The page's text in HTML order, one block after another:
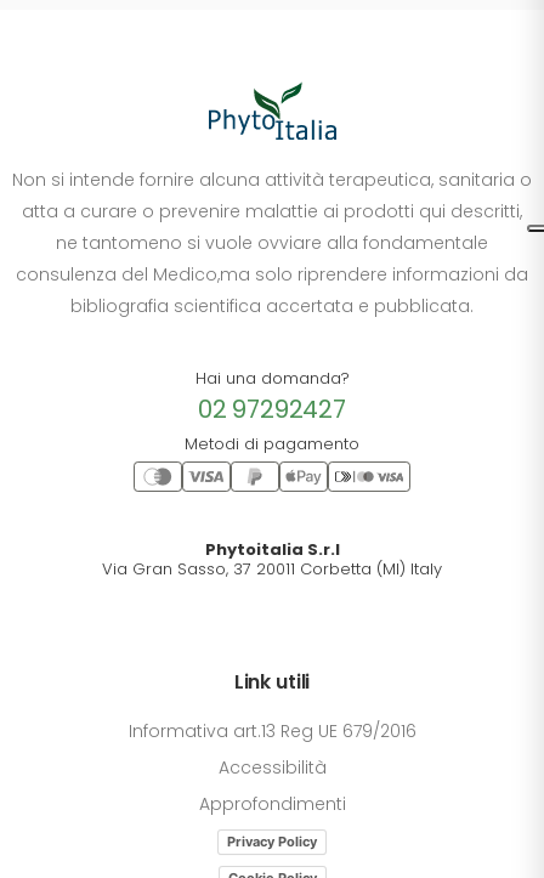
Non si intende fornire alcuna attività terapeutica, sanitaria o
atta a curare o prevenire malattie ai prodotti qui descritti,
ne tantomeno si vuole ovviare alla fondamentale
consulenza del Medico,ma solo riprendere informazioni da
bibliografia scientifica accertata e pubblicata.
Hai una domanda?
02 97292427
Metodi di pagamento
Phytoitalia S.r.l
Via Gran Sasso, 37 20011 Corbetta (MI) Italy
Link utili
Informativa art.13 Reg UE 679/2016
Accessibilità
Approfondimenti
Privacy Policy